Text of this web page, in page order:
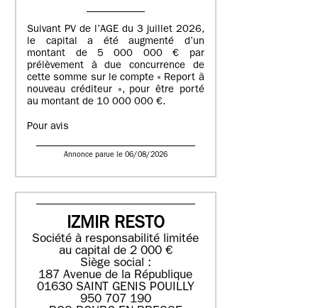
Suivant PV de l’AGE du 3 juillet 2026,
le capital a été augmenté d’un
montant de 5 000 000 € par
prélèvement à due concurrence de
cette somme sur le compte « Report à
nouveau créditeur », pour être porté
au montant de 10 000 000 €.
Pour avis
Annonce parue le 06/08/2026
IZMIR RESTO
Société à responsabilité limitée
au capital de 2 000 €
Siège social :
187 Avenue de la République
01630 SAINT GENIS POUILLY
950 707 190